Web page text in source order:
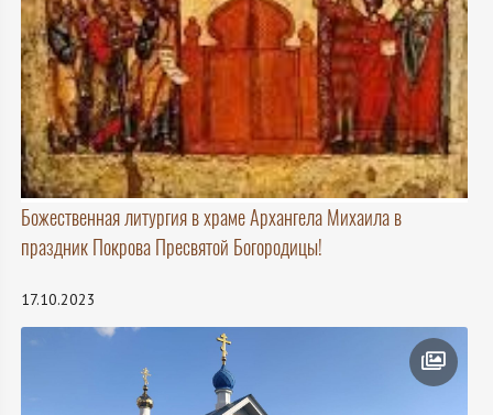
Божественная литургия в храме Архангела Михаила в
праздник Покрова Пресвятой Богородицы!
17.10.2023